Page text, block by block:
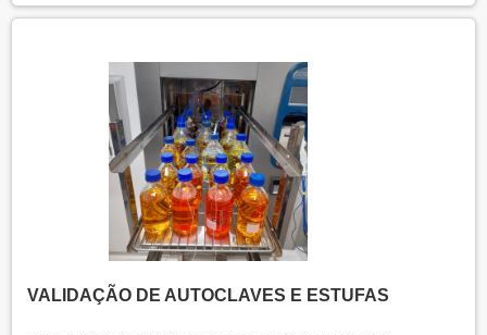
produtos, como autoclaves, estufas, câmaras frias,
qualificação térmica é apresentado em um relatório
técnico que contém informações como gráficos,
certificados de calibração e a conclusão das
condições funcionais.
VALIDAÇÃO DE AUTOCLAVES E ESTUFAS